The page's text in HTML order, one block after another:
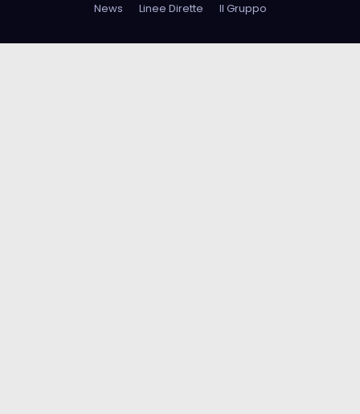
News Linee Dirette Il Gruppo